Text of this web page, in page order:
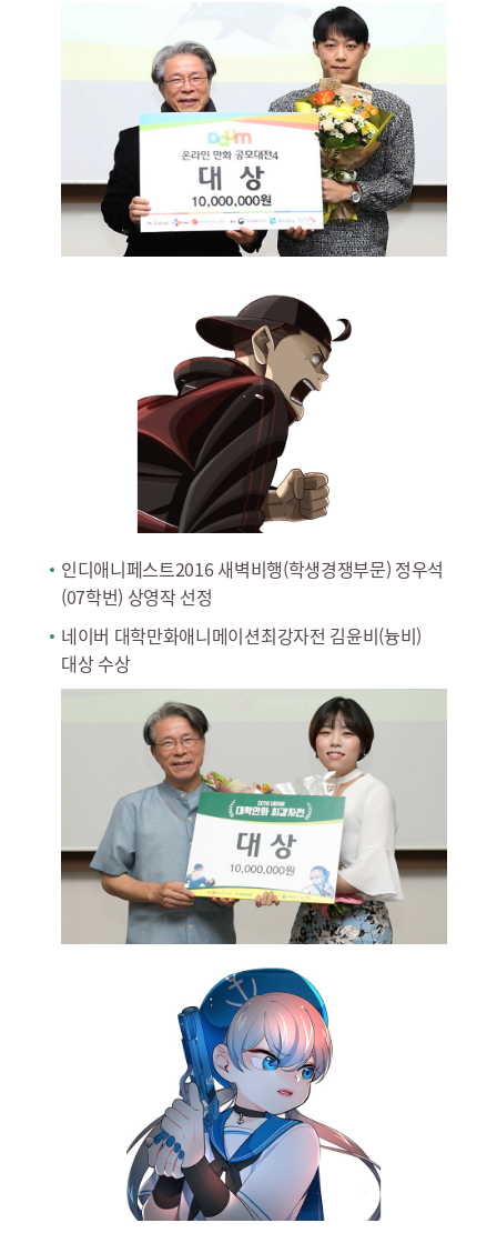
인디애니페스트2016 새벽비행(학생경쟁부문) 정우석
(07학번) 상영작 선정
네이버 대학만화애니메이션최강자전 김윤비(늉비)
대상 수상